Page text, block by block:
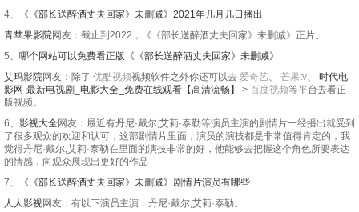
4、
《《部长送醉酒丈夫回家》未删减》2021年几月几日播出
青苹果影院网友：截止到2022，《《部长送醉酒丈夫回家》未删减》正片。
5、 哪个网站可以免费看正版《《部长送醉酒丈夫回家》未删减》
艾玛影院网友：除了 优酷视频视频软件之外你还可以去 爱奇艺、 芒果tv、 时代电
影网-最新电视剧_电影大全_免费在线观看【高清流畅】 > 百度视频等平台去看正
版视频。
6、 影视大全网友：最近有丹尼·戴尔,艾莉·泰勒等演员主演的剧情片一经播出就受到
了很多观众的欢迎和认可，这部剧情片里面，演员的演技都是非常值得肯定的，我
觉得丹尼·戴尔,艾莉·泰勒在里面的演技非常的好，他能够去把握这个角色所要表达
的情感，向观众展现出更好的作品
7、
《《部长送醉酒丈夫回家》未删减》剧情片演员有哪些
人人影视网友：有以下演员主演：丹尼·戴尔,艾莉·泰勒。